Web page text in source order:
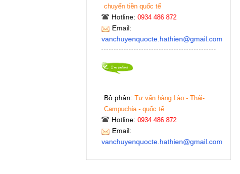
chuyển tiền quốc tế
Hotline: 0934 486 872
Email:
vanchuyenquocte.hathien@gmail.com
Bộ phận: Tư vấn hàng Lào - Thái-
Campuchia - quốc tế
Hotline: 0934 486 872
Email:
vanchuyenquocte.hathien@gmail.com